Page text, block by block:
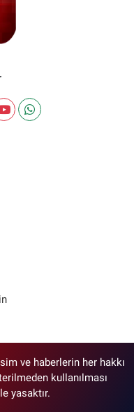
ve haberlerin her hakkı
kullanılması
yasaktır.